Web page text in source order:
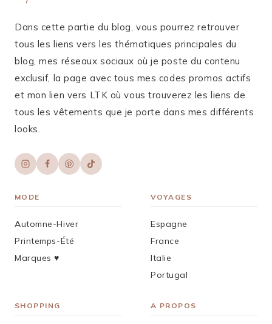
Dans cette partie du blog, vous pourrez retrouver
tous les liens vers les thématiques principales du
blog, mes réseaux sociaux où je poste du contenu
exclusif, la page avec tous mes codes promos actifs
et mon lien vers LTK où vous trouverez les liens de
tous les vêtements que je porte dans mes différents
looks.
MODE
Automne-Hiver
Printemps-Été
Marques ♥︎
VOYAGES
Espagne
France
Italie
Portugal
SHOPPING A PROPOS